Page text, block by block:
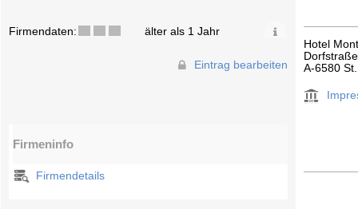
Firmendaten: älter als 1 Jahr
Eintrag bearbeiten
Firmeninfo
Firmendetails
Hotel
A-6580